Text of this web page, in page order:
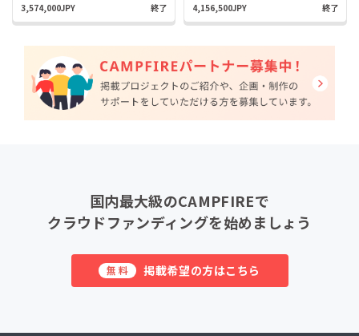
3,574,000JPY 終了 4,156,500JPY 終了
国内最大級のCAMPFIREで
クラウドファンディングを始めましょう
無料 掲載希望の方はこちら